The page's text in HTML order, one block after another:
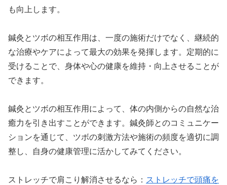
も向上します。
鍼灸とツボの相互作用は、一度の施術だけでなく、継続的
な治療やケアによって最大の効果を発揮します。定期的に
受けることで、身体や心の健康を維持・向上させることが
できます。
鍼灸とツボの相互作用によって、体の内側からの自然な治
癒力を引き出すことができます。鍼灸師とのコミュニケー
ションを通じて、ツボの刺激方法や施術の頻度を適切に調
整し、自身の健康管理に活かしてみてください。
ストレッチで肩こり解消させるなら： ストレッチで頭痛を